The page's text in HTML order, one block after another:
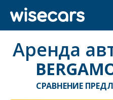
Аренда
СРАВНЕНИЕ